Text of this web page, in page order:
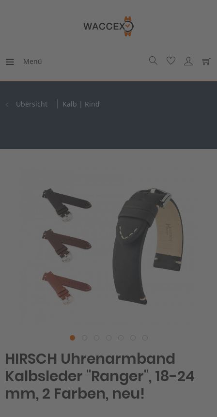
Menü
Übersicht Kalb | Rind
HIRSCH Uhrenarmband
Kalbsleder "Ranger", 18-24
mm, 2 Farben, neu!